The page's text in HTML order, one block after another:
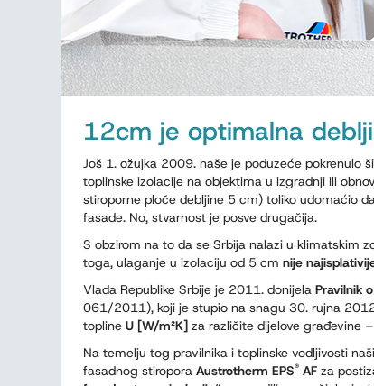
12cm je optimalna
Još 1. ožujka 2009. naše je poduzeće pokrenulo
toplinske izolacije na objektima u izgradnji ili
stiroporne ploče debljine 5 cm) toliko udomaćio
fasade. No, stvarnost je posve drugačija.
S obzirom na to da se Srbija nalazi u klimatskim
toga, ulaganje u izolaciju od 5 cm nije
Vlada Republike Srbije je 2011. donijela Pravilnik
061/2011), koji je stupio na snagu 30. rujna
topline U [W/m²K] za različite dijelove građevine
Na temelju tog pravilnika i toplinske vodljivosti
fasadnog stiropora Austrotherm EPS® AF za